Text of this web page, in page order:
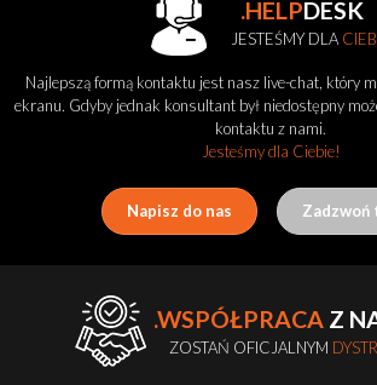
.HELPDESK
JESTEŚMY DLA
Najlepszą formą kontaktu jest nasz live-chat, który
ekranu. Gdyby jednak konsultant był niedostępny
kontaktu z nami.
Jesteśmy dla Ciebie!
Napisz do nas Zadzwoń
.WSPÓŁPRACA Z
ZOSTAŃ OFICJALNYM